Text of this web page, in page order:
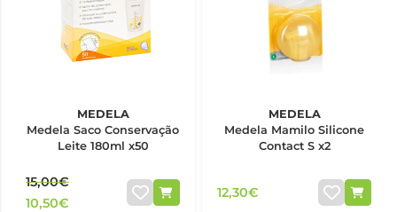
MEDELA
Medela Saco Conservação
Leite 180ml x50
15,00€
10,50€
MEDELA
Medela Mamilo Silicone
Contact S x2
12,30€